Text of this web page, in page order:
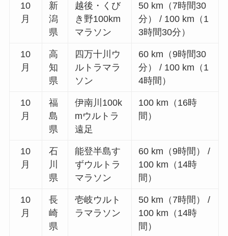
10
月
新
潟
県
越後・くび
き野100km
マラソン
50 km（7時間30
分） / 100 km（1
3時間30分）
10
月
高
知
県
四万十川ウ
ルトラマラ
ソン
60 km（9時間30
分） / 100 km（1
4時間）
10
月
福
島
県
伊南川100k
mウルトラ
遠足
100 km（16時
間）
10
月
石
川
県
能登半島す
ずウルトラ
マラソン
60 km（9時間） /
100 km（14時
間）
10
月
長
崎
県
壱岐ウルト
ラマラソン
50 km（7時間） /
100 km（14時
間）